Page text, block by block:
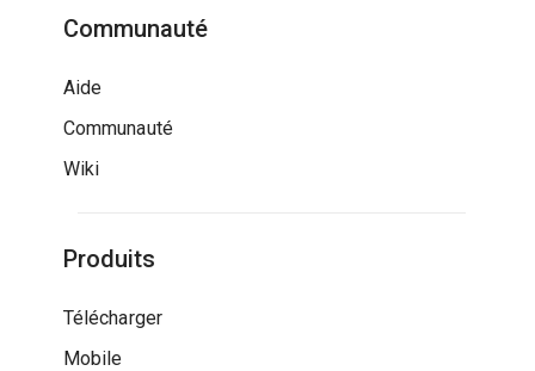
Communauté
Aide
Communauté
Wiki
Produits
Télécharger
Mobile